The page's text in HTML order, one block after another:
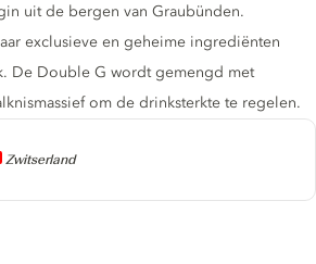
Zwitserland
uit de bergen van Graubünden.
exclusieve en geheime ingrediënten
De Double G wordt gemengd met
om de drinksterkte te regelen.